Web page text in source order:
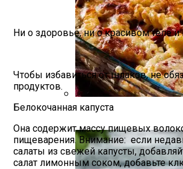
Делимся Рецептом
Ни о здоровье, ни о красивом теле и
Чтобы избавиться от шлаков, не
продуктов.
Белокочанная капуста
Она содержит массу пищевых
пищеварения. Внимание: если
салаты из свежей капусты,
салат лимонным соком, добавьте